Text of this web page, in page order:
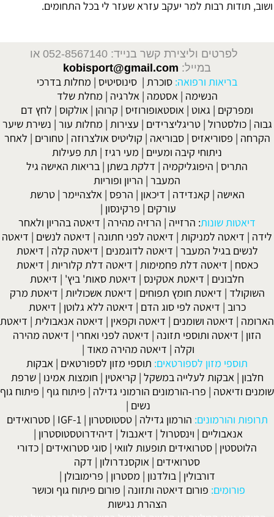
ושוב, תודות רבות למר יעקב עזרא שעזר לי בכל התחומים.
לפרטים וליצירת קשר בנייד: 052-8567140
או
במייל: kobisport@gmail.com
בריאות ורפואה: סוכרת | סינוסיטיס | מחלות בדרכי
הנשימה | אסטמה | אלרגיה | מחלת שלד
ומפרקים | גאוט | אוסטאופורוזיס | קרוהן | אולקוס | לחץ דם
גבוה |כולסטרול |טריגליצרידים | עצירות | מחלות עור | נשירת שיער
הקרחה | פסוריאזיס |סבוריאה | קוליטיס אולצרוזה |טחורים | לאחר
ניתוחי קיבה ומעיים | מעי רגיז | תת פעילות
התריס | היפוגליקמיה | דלקת בשתן | בריאות האישה גיל
המעבר | הריון ופוריות
האישה | קאנדידה | דיכאון | הרפס | אלצהיימר |טרשת
עורקים | פרקינסון |
דיאטות שונות: הרזייה | הרזיה מהירה | דיאטה בהריון ולאחר
לידה | דיאטה למניקות | דיאטה לפני חתונה | דיאטה לנשים | דיאטה
לנשים בגיל המעבר | דיאטה לדוגמנים | דיאטה קלה | דיאטת
כאסח | דיאטה דלת פחמימות | דיאטה דלת קלוריות | דיאטת
חלבונים | דיאטת אטקינס | דיאטת סאות' ביץ' | דיאטת
השוקולד | דיאטת חומץ תפוחים | דיאטת אשכוליות | דיאטת מרק
כרוב | דיאטה לפי סוג הדם | דיאטה ללא גלוטן | דיאטת
הארומה | דיאטה ושומנים | דיאטה וקפאין | דיאטה אנאבולית | דיאטת
הזון | דיאטה ותוספי תזונה | דיאטה לפני ואחרי | דיאטה מהירה
וקלה | דיאטה מהירה מאוד |
תוספי מזון לספורטאים: תוספי מזון לספורטאים | אבקות
חלבון | אבקות לעלייה במשקל | קריאטין | חומצות אמינו |שרפת
שומנים ודיאטה | פרו-הורמונים הורמוני גדילה | פיתוח גוף | פיתוח גוף
נשים |
תרופות והורמונים: הורמון גדילה |טסטוסטרון |
IGF-1
|סטרואידים
אנאבוליים | וינסטרול | דיאנבול | דיהידרוטסטוסטרון |
הלוטסטין | סטרואידים תופעות לוואי | סוגי סטרואידים | כדורי
סטרואידים | אוקסנדרולון | דקה
דורבולין | בולדנון | מסטרון | פרימובולן |
פורומים: פורום דיאטה ותזונה | פורום פיתוח גוף וכושר
הצהרת נגישות